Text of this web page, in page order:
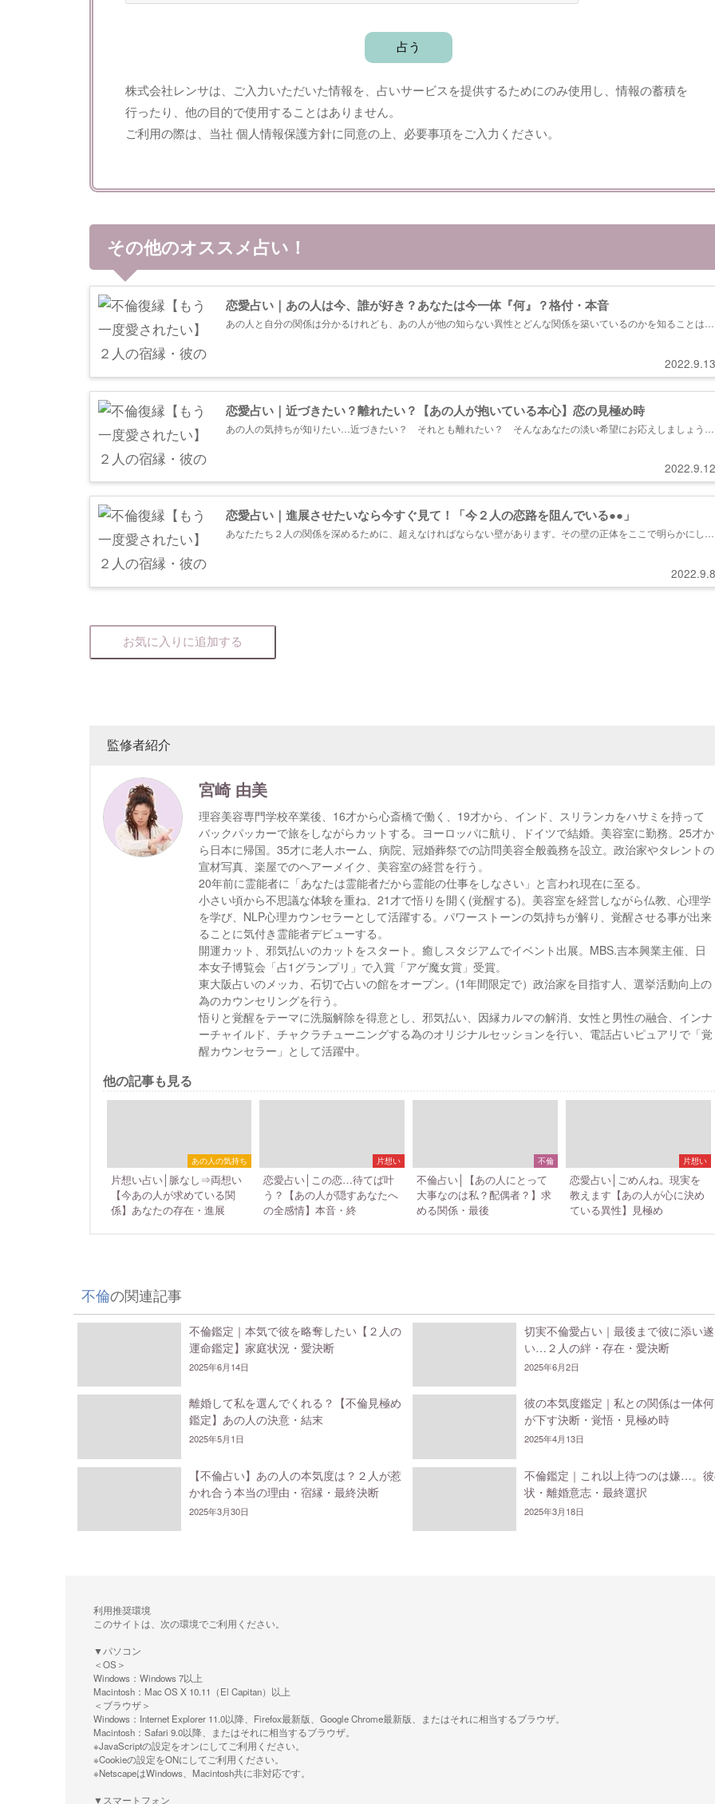
株式会社レンサは、ご入力いただいた情報を、占いサービスを提供するためにのみ使用し、情報の蓄積を
行ったり、他の目的で使用することはありません。
ご利用の際は、当社 個人情報保護方針に同意の上、必要事項をご入力ください。
その他のオススメ占い！
恋愛占い｜あの人は今、誰が好き？あなたは今一体『何』？格付・本音
2022.9.13
あの人と自分の関係は分かるけれども、あの人が他の知らない異性とどんな関係を築いているのかを知ることは、
恋愛占い｜近づきたい？離れたい？【あの人が抱いている本心】恋の見極め時
2022.9.12
あの人の気持ちが知りたい…近づきたい？ それとも離れたい？ そんなあなたの淡い希望にお応えしましょう。
恋愛占い｜進展させたいなら今すぐ見て！「今２人の恋路を阻んでいる●●」
2022.9.8
あなたたち２人の関係を深めるために、超えなければならない壁があります。その壁の正体をここで明らかにし、
お気に入りに追加する
監修者紹介
宮崎 由美
理容美容専門学校卒業後、16才から心斎橋で働く、19才から、インド、スリランカをハサミを持って
バックパッカーで旅をしながらカットする。ヨーロッパに航り、ドイツで結婚。美容室に勤務。25才か
ら日本に帰国。35才に老人ホーム、病院、冠婚葬祭での訪問美容全般義務を設立。政治家やタレントの
宣材写真、楽屋でのヘアーメイク、美容室の経営を行う。
20年前に霊能者に「あなたは霊能者だから霊能の仕事をしなさい」と言われ現在に至る。
小さい頃から不思議な体験を重ね、21才で悟りを開く(覚醒する)。美容室を経営しながら仏教、心理学
を学び、NLP心理カウンセラーとして活躍する。パワーストーンの気持ちが解り、覚醒させる事が出来
ることに気付き霊能者デビューする。
開運カット、邪気払いのカットをスタート。癒しスタジアムでイベント出展。MBS.吉本興業主催、日
本女子博覧会「占1グランプリ」で入賞「アゲ魔女賞」受賞。
東大阪占いのメッカ、石切で占いの館をオープン。(1年間限定で）政治家を目指す人、選挙活動向上の
為のカウンセリングを行う。
悟りと覚醒をテーマに洗脳解除を得意とし、邪気払い、因縁カルマの解消、女性と男性の融合、インナ
ーチャイルド、チャクラチューニングする為のオリジナルセッションを行い、電話占いピュアリで「覚
醒カウンセラー」として活躍中。
他の記事も見る
あの人の気持ち
片想い占い│脈なし⇒両想い
【今あの人が求めている関
係】あなたの存在・進展
片想い
恋愛占い│この恋…待てば叶
う？【あの人が隠すあなたへ
の全感情】本音・終
不倫
不倫占い│【あの人にとって
大事なのは私？配偶者？】求
める関係・最後
片想い
恋愛占い│ごめんね。現実を
教えます【あの人が心に決め
ている異性】見極め
不倫の関連記事
不倫鑑定｜本気で彼を略奪したい【２人の
運命鑑定】家庭状況・愛決断
2025年6月14日
切実不倫愛占い｜最後まで彼に添い
い…２人の絆・存在・愛決断
2025年6月2日
離婚して私を選んでくれる？【不倫見極め
鑑定】あの人の決意・結末
2025年5月1日
彼の本気度鑑定｜私との関係は一体
が下す決断・覚悟・見極め時
2025年4月13日
【不倫占い】あの人の本気度は？２人が惹
かれ合う本当の理由・宿縁・最終決断
2025年3月30日
不倫鑑定｜これ以上待つのは嫌…。
状・離婚意志・最終選択
2025年3月18日
利用推奨環境
このサイトは、次の環境でご利用ください。
▼パソコン
＜OS＞
Windows：Windows 7以上
Macintosh：Mac OS X 10.11（El Capitan）以上
＜ブラウザ＞
Windows：Internet Explorer 11.0以降、Firefox最新版、Google Chrome最新版、またはそれに相当するブラウザ。
Macintosh：Safari 9.0以降、またはそれに相当するブラウザ。
※JavaScriptの設定をオンにしてご利用ください。
※Cookieの設定をONにしてご利用ください。
※NetscapeはWindows、Macintosh共に非対応です。
▼スマートフォン